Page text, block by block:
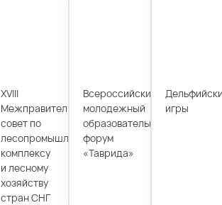
XVIII
Межправительственный
совет по
лесопромышленному
комплексу
и лесному
хозяйству
стран СНГ
Всероссийский
молодежный
образовательный
форум
«Таврида»
игры